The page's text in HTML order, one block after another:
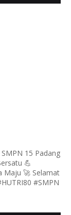
15 Padang
💪
Maju 🚀 Selamat
#SMPN